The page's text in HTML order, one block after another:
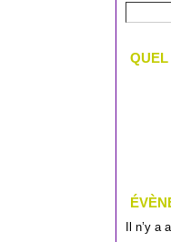
QUEL
Il n’y a